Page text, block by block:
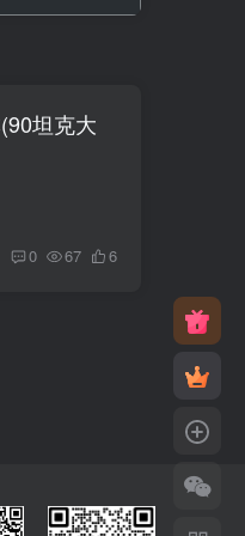
坦克大
0 67 6